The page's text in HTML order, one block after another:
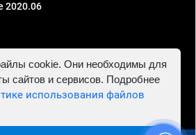
2020.06
ИНН 781302555843,
cookie. Они необходимы для
сайтов и сервисов. Подробнее
использования файлов